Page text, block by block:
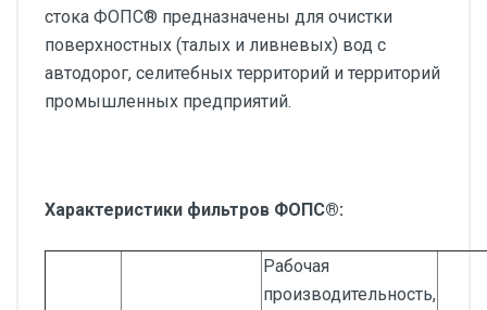
стока ФОПС® предназначены для очистки
поверхностных (талых и ливневых) вод с
автодорог, селитебных территорий и территорий
промышленных предприятий.
Характеристики фильтров ФОПС®:
Рабочая
производительность,